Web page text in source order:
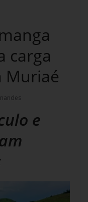
carga
Muriaé
e